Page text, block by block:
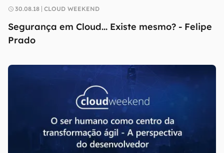
30.08.18 CLOUD WEEKEND
Segurança em Cloud... Existe mesmo? - Felipe
Prado